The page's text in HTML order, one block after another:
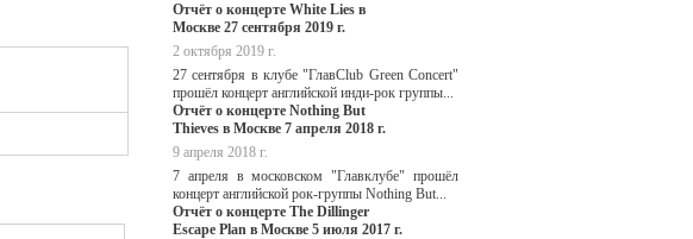
Отчёт о концерте White Lies в
Москве 27 сентября 2019 г.
2 октября 2019 г.
27 сентября в клубе "ГлавClub Green Concert"
прошёл концерт английской инди-рок группы...
Отчёт о концерте Nothing But
Thieves в Москве 7 апреля 2018 г.
9 апреля 2018 г.
7 апреля в московском "Главклубе" прошёл
концерт английской рок-группы Nothing But...
Отчёт о концерте The Dillinger
Escape Plan в Москве 5 июля 2017 г.